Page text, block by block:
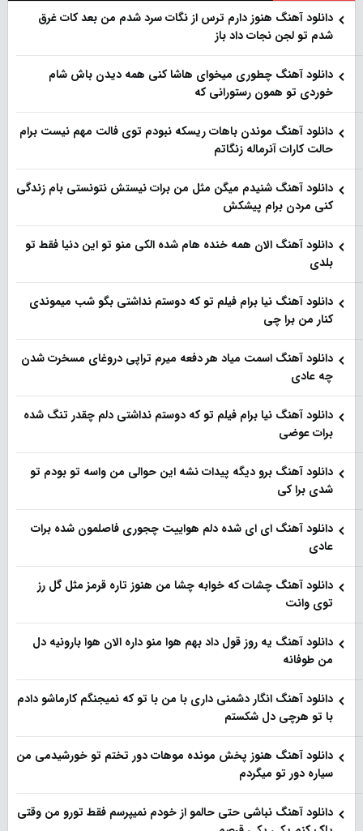
دانلود آهنگ هنو‌ز دارم ترس از نگات سرد شدم من بعد کات غرق
شدم تو لجن نجات داد باز
دانلود آهنگ چطوری میخوای هاشا کنی همه دیدن باش شام
خوردی تو همون رستورانی که
دانلود آهنگ موندن باهات ریسکه نبودم توی فالت مهم نیست برام
حالت کارات آنرماله زنگاتم
دانلود آهنگ شنیدم میگن مثل من برات نیستش نتونستی بام زندگی
کنی مردن برام پیشکش
دانلود آهنگ الان همه خنده هام شده الکی منو تو این دنیا فقط تو
بلدی
دانلود آهنگ نیا برام فیلم تو‌ که دوستم نداشتی بگو شب میموندی
کنار من برا چی
دانلود آهنگ اسمت میاد هر دفعه میرم تراپی دروغای مسخرت شدن
چه عادی
دانلود آهنگ نیا برام فیلم تو‌ که دوستم نداشتی دلم چقدر تنگ شده
برات عوضی
دانلود آهنگ برو دیگه پیدات نشه این حوالی من واسه تو‌ بودم تو
شدی برا کی
دانلود آهنگ ای ای شده دلم هواییت چجوری فاصلمون شده برات
عادی
دانلود آهنگ چشات که خوابه چشا من هنوز تاره قرمز مثل گل رز
توی وانت
دانلود آهنگ یه روز قول داد بهم هوا منو داره الان هوا بارونیه دل
من طوفانه
دانلود آهنگ انگار دشمنی داری با من با تو که نمیجنگم کارماشو دادم
با تو هرچی دل شکستم
دانلود آهنگ هنوز پخش مونده موهات دور تختم تو خورشیدمی من
سیاره دور تو میگردم
دانلود آهنگ نباشی حتی حالمو از خودم نمیپرسم فقط تورو من وقتی